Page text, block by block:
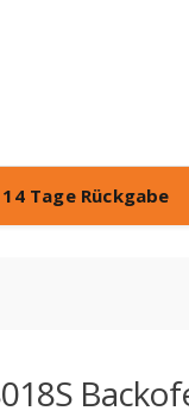
14 Tage Rückgabe